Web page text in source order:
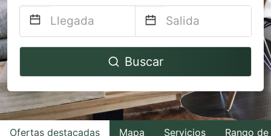
Navigate
to
interact
with
Navigate
to
interact
with
Buscar
Ofertas destacadas Mapa Servicios Rango